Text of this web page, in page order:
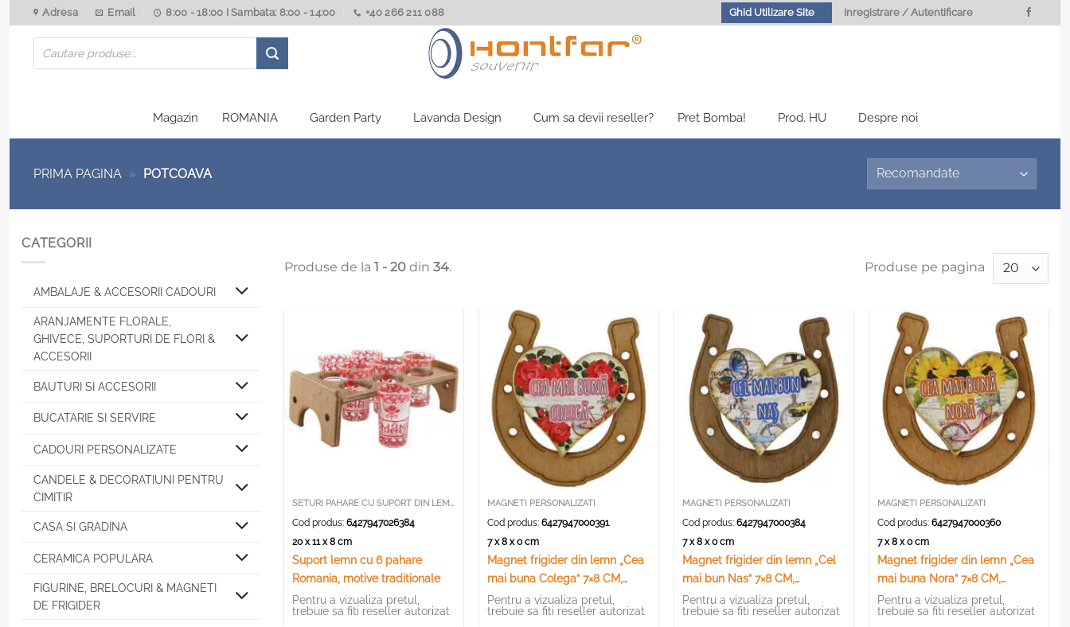
to
content
Adresa Email 8:00 - 18:00 I Sambata: 8:00 - 14:00 +40 266 211 088 Ghid Utilizare Site Inregistrare / Autentificare
Products
search
Magazin ROMANIA Garden Party Lavanda Design Cum sa devii reseller? Pret Bomba! Prod. HU Despre noi
PRIMA PAGINA » POTCOAVA
CATEGORII
AMBALAJE & ACCESORII CADOURI
ARANJAMENTE FLORALE,
GHIVECE, SUPORTURI DE FLORI &
ACCESORII
BAUTURI SI ACCESORII
BUCATARIE SI SERVIRE
CADOURI PERSONALIZATE
CANDELE & DECORATIUNI PENTRU
CIMITIR
CASA SI GRADINA
CERAMICA POPULARA
FIGURINE, BRELOCURI & MAGNETI
DE FRIGIDER
Produse de la 1 - 20 din 34. Produse pe pagina
SETURI PAHARE CU SUPORT DIN LEMN
Cod produs:6427947026384
20 x 11 x 8 cm
Suport lemn cu 6 pahare
Romania, motive traditionale
Pentru a vizualiza pretul,
trebuie sa fiti reseller autorizat
MAGNETI PERSONALIZATI
Cod produs:6427947000391
7 x 8 x 0 cm
Magnet frigider din lemn „Cea
mai buna Colega” 7×8 CM,
Potcoava
Pentru a vizualiza pretul,
trebuie sa fiti reseller autorizat
MAGNETI PERSONALIZATI
Cod produs:6427947000384
7 x 8 x 0 cm
Magnet frigider din lemn „Cel
mai bun Nas” 7×8 CM,
Potcoava
Pentru a vizualiza pretul,
trebuie sa fiti reseller autorizat
MAGNETI PERSONALIZATI
Cod produs:6427947000360
7 x 8 x 0 cm
Magnet frigider din lemn „Cea
mai buna Nora” 7×8 CM,
Potcoava
Pentru a vizualiza pretul,
trebuie sa fiti reseller autorizat